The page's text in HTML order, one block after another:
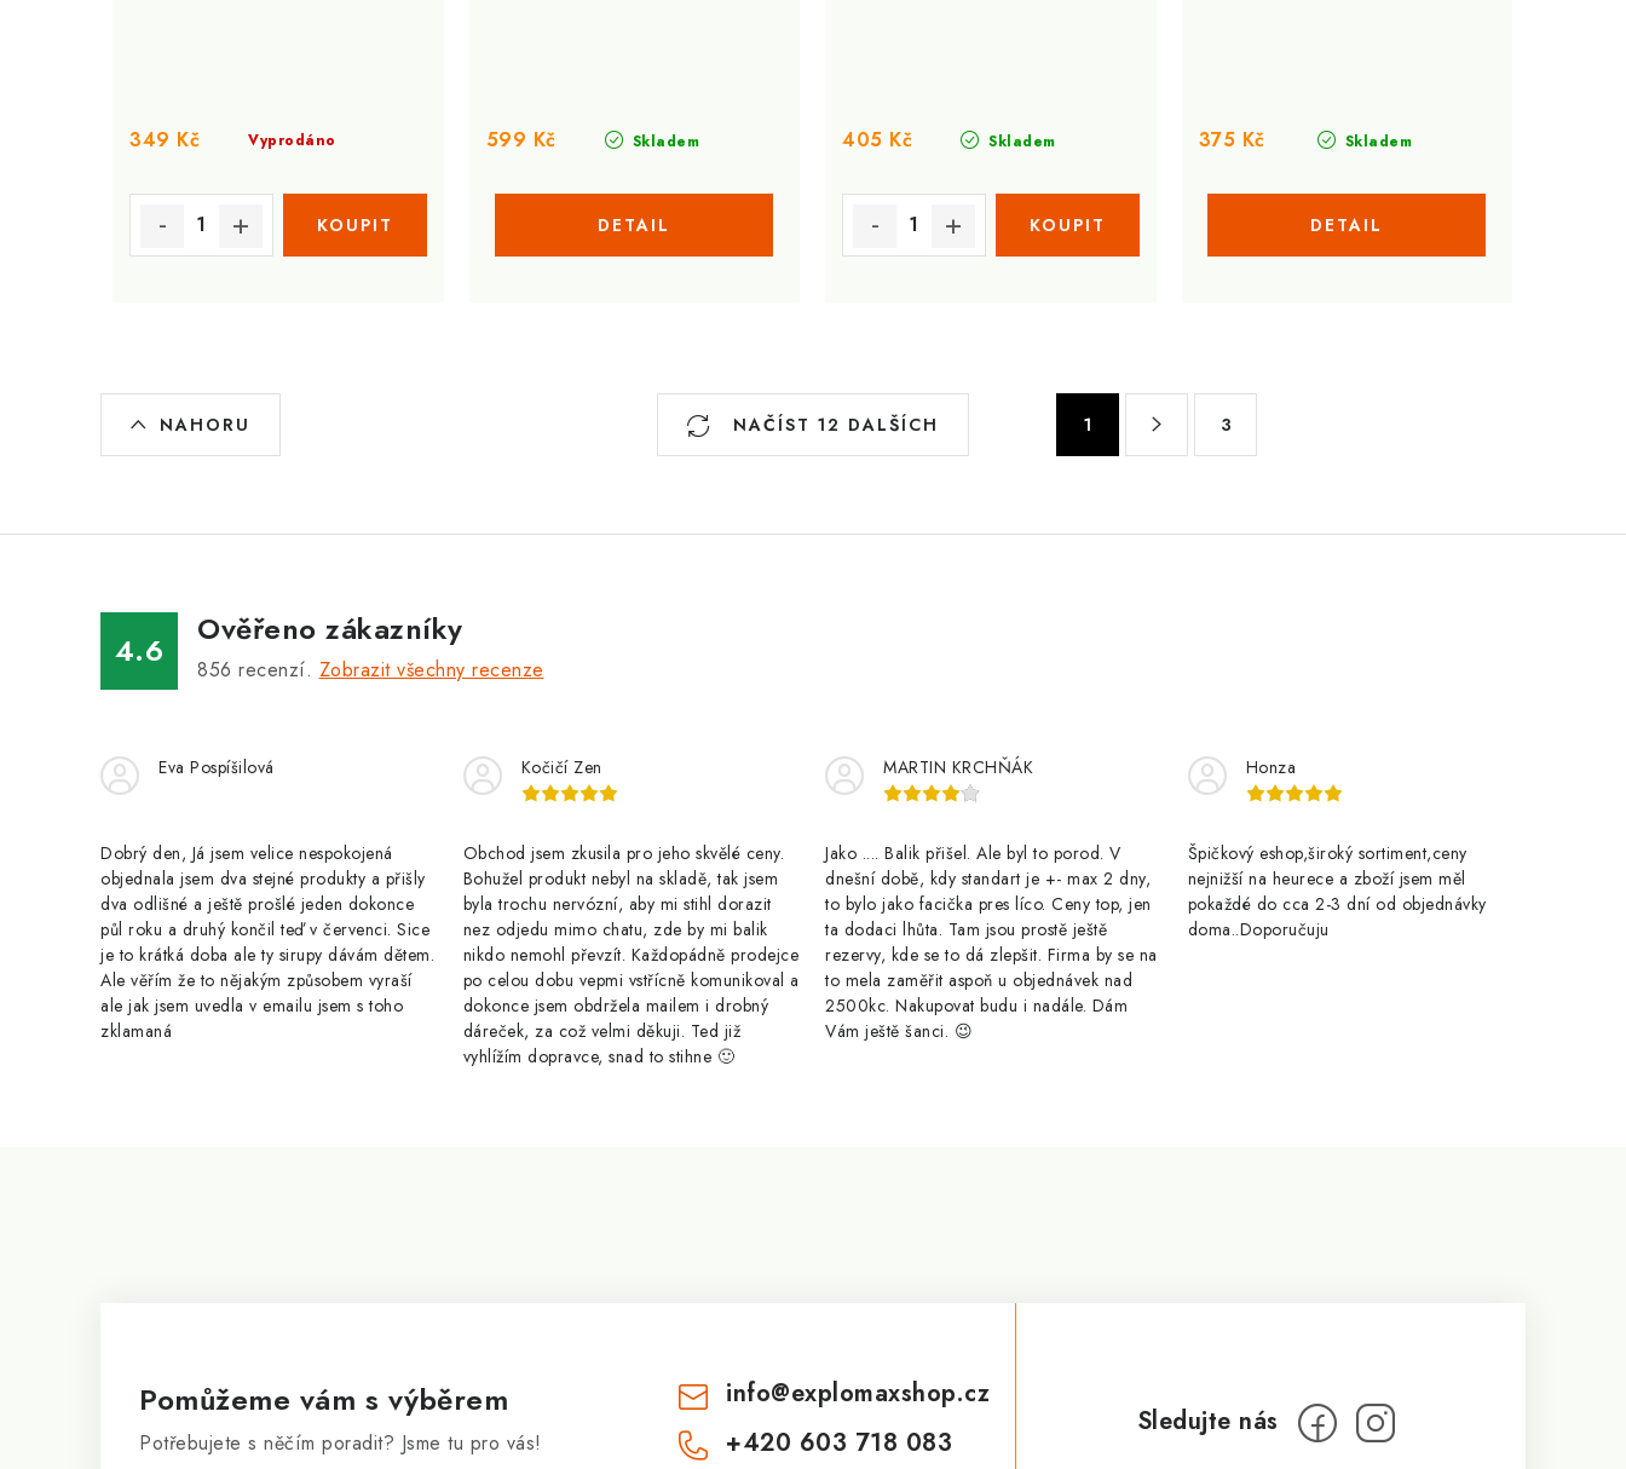
Vyprodáno
349 Kč Skladem
599 Kč Skladem
405 Kč Skladem
375 Kč
O
v
á
a
c
í
r
v
k
y
v
ý
p
i
NAČÍST 12 DALŠÍCH
S
n
1 3
NAHORU
4.6
Ověřeno zákazníky
856 recenzí. Zobrazit všechny recenze
Eva Pospíšilová
Dobrý den, Já jsem velice nespokojená
objednala jsem dva stejné produkty a přišly
dva odlišné a ještě prošlé jeden dokonce
půl roku a druhý končil teď v červenci. Sice
je to krátká doba ale ty sirupy dávám dětem.
Ale věřím že to nějakým způsobem vyraší
ale jak jsem uvedla v emailu jsem s toho
zklamaná
Kočičí Zen
Obchod jsem zkusila pro jeho skvělé ceny.
Bohužel produkt nebyl na skladě, tak jsem
byla trochu nervózní, aby mi stihl dorazit
nez odjedu mimo chatu, zde by mi balik
nikdo nemohl převzít. Každopádně prodejce
po celou dobu vepmi vstřícně komunikoval a
dokonce jsem obdržela mailem i drobný
dáreček, za což velmi děkuji. Ted již
vyhlížím dopravce, snad to stihne 🙂
MARTIN KRCHŇÁK
Jako .... Balik přišel. Ale byl to porod. V
dnešní době, kdy standart je +- max 2 dny,
to bylo jako facička pres líco. Ceny top, jen
ta dodaci lhůta. Tam jsou prostě ještě
rezervy, kde se to dá zlepšit. Firma by se na
to mela zaměřit aspoň u objednávek nad
2500kc. Nakupovat budu i nadále. Dám
Vám ještě šanci. 😉
Honza
Špičkový eshop,široký sortiment,ceny
nejnižší na heurece a zboží jsem měl
pokaždé do cca 2-3 dní od objednávky
doma..Doporučuju
Pomůžeme vám s výběrem
Potřebujete s něčím poradit? Jsme tu pro vás!
info@explomaxshop.cz
+420 603 718 083